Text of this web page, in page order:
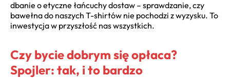
dbanie o etyczne łańcuchy dostaw – sprawdzanie, czy
bawełna do naszych T-shirtów nie pochodzi z wyzysku. To
inwestycja w przyszłość nas wszystkich.
Czy bycie dobrym się opłaca?
Spojler: tak, i to bardzo